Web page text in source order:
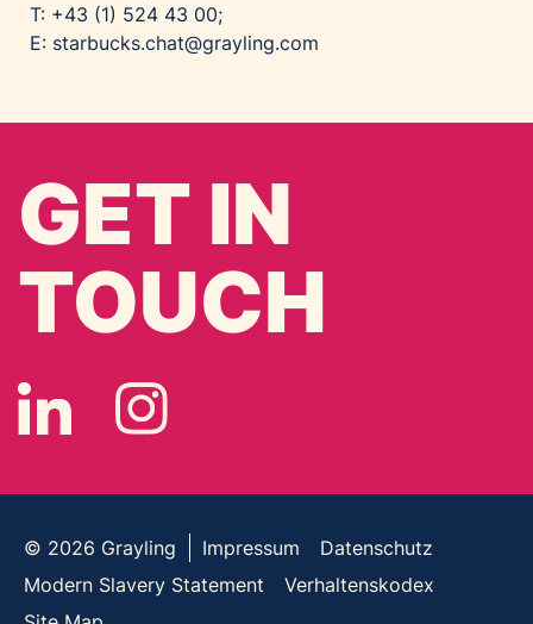
T: +43 (1) 524 43 00;
E: starbucks.chat@grayling.com
GET IN
TOUCH
© 2026 Grayling Impressum
Datenschutz
Modern Slavery Statement
Verhaltenskodex